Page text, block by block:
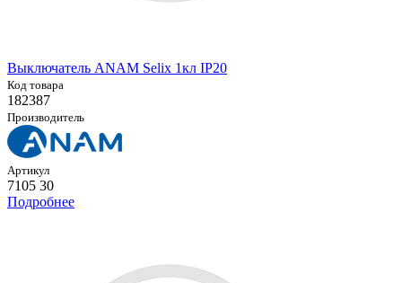
Выключатель ANAM Selix 1кл IP20
Код товара
182387
Производитель
Артикул
7105 30
Подробнее